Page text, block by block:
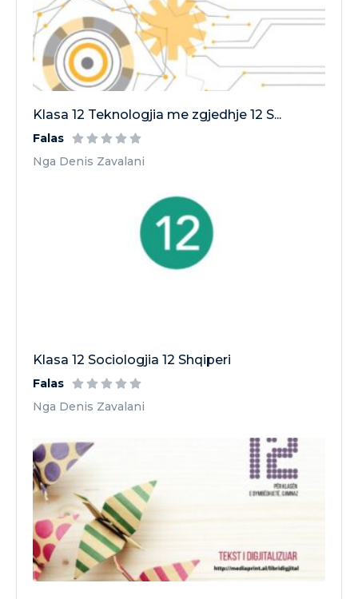
Klasa 12 Teknologjia me zgjedhje 12 S...
Falas
Nga Denis Zavalani
Klasa 12 Sociologjia 12 Shqiperi
Falas
Nga Denis Zavalani